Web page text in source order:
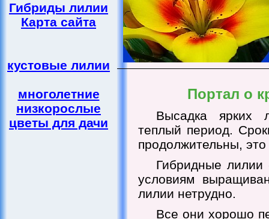
Гибриды лилии
Карта сайта
кустовые лилии
многолетние
низкорослые
цветы для дачи
Портал о
Высадка ярких
теплый период.
продолжительны,
Гибридные
условиям
лилии нетрудно.
Все они хорошо